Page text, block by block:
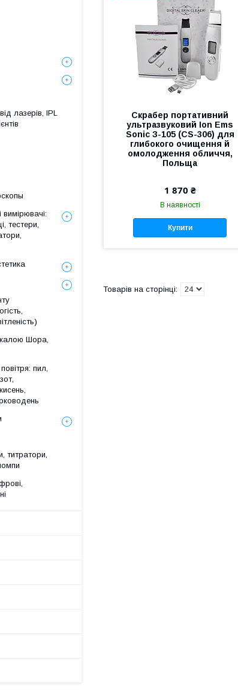
Скрабер портативний
ультразвуковий Ion Ems
Sonic З-105 (CS-306) для
глибокого очищення й
омолодження обличчя,
Польща
1 870 ₴
В наявності
Купити
лазерів, IPL
вимірювачі:
тестери,
Шора,
пил,
титратори,